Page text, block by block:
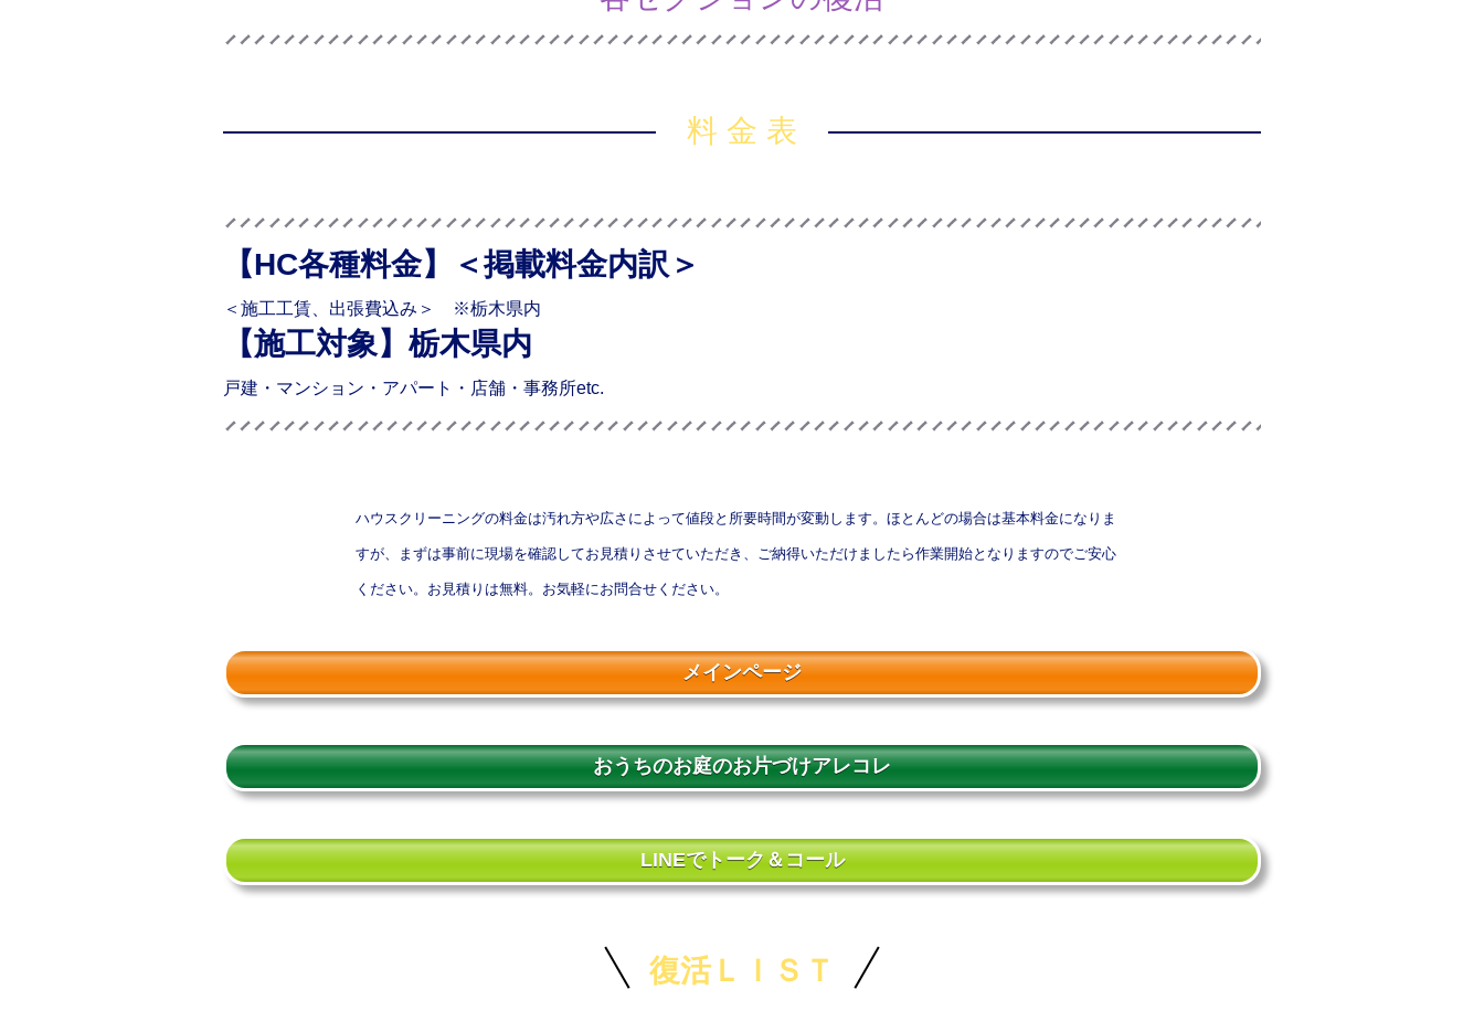
料 金 表
【HC各種料金】 ＜掲載料金内訳＞
＜施工工賃、出張費込み＞ ※栃木県内
【施工対象】 栃木県内
戸建・マンション・アパート・店舗・事務所etc.
ハウスクリーニングの料金は汚れ方や広さによって値段と所要時間が変動します。ほとんどの場合は基本料金になりま
すが、まずは事前に現場を確認してお見積りさせていただき、ご納得いただけましたら作業開始となりますのでご安心
ください。お見積りは無料。お気軽にお問合せください。
メインページ
おうちのお庭のお片づけアレコレ
LINEでトーク＆コール
復活ＬＩＳＴ